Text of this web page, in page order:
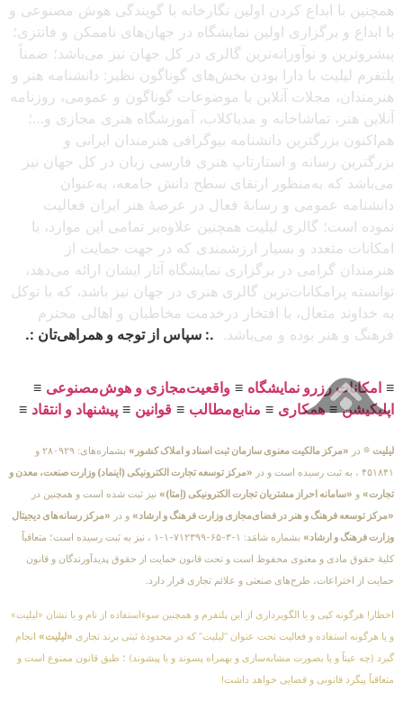
همچنین با ابداع کردن اولین نگارخانه با گویندگی هوش مصنوعی و
با ابداع و برگزاری اولین نمایشگاه در جهان‌های ناممکن و فانتزی؛
پیشروترین و نوآورانه‌ترین گالری در کل جهان نیز می‌باشد؛ ضمناً
پلتفرم لیلیت با دارا بودن بخش‌های گوناگون نظیر: دانشنامه هنر و
هنرمندان، مجلات آنلاین با موضوعات گوناگون و عمومی، روزنامه
آنلاین هنر، تماشاخانه و مدیاکلاب، آموزشگاه هنری مجازی و…؛
هم‌اکنون بزرگترین دانشنامه بیوگرافی هنرمندان ایرانی و
بزرگترین رسانه و استارتاپ هنری فارسی زبان در کل جهان نیز
می‌باشد که به‌منظور ارتقای سطح دانش جامعه، به‌عنوان
دانشنامه عمومی و رسانهٔ فعال در عرصهٔ هنر ایران فعالیت
نموده است؛ گالری لیلیت همچنین علاوه‌بر تمامی این موارد، با
امکانات متعدد و بسیار ارزشمندی که در جهت حمایت از
هنرمندان گرامی در برگزاری نمایشگاه آثار ایشان ارائه می‌دهد،
توانسته پرامکانات‌ترین گالری هنری در جهان نیز باشد، که با توکل
به خداوند متعال، با افتخار درخدمت مخاطبان و اهالی محترم
فرهنگ و هنر بوده و می‌باشد. .: سپاس از توجه و همراهی‌تان :.
≡ امکانات رزرو نمایشگاه ≡ واقعیت‌مجازی و هوش‌مصنوعی ≡
اپلیکیشن≡همکاری ≡ منابع‌مطالب ≡ قوانین ≡ پیشنهاد و انتقاد ≡
لیلیت ® در «مرکز مالکیت معنوی سازمان ثبت اسناد و املاک کشور»
بشماره‌های: ۲۸۰۹۲۹ و
۴۵۱۸۴۱ ، به ثبت رسیده است و در
«مرکز توسعه تجارت الکترونیکی (اینماد) وزارت صنعت، معدن و
تجارت» و «سامانه احراز مشتریان تجارت الکترونیکی (اِمتا)» نیز ثبت شده است و همچنین در
«مرکز توسعه فرهنگ و هنر در فضای‌مجازی وزارت فرهنگ و ارشاد» و در «مرکز رسانه‌های دیجیتال
وزارت فرهنگ و ارشاد»
بشماره شامَد: ۱-۳-۶۵-۷۱۲۳۹۹-۱-۱ ، نیز به ثبت رسیده است؛ متعاقباً
کلیهٔ حقوق مادی و معنوی محفوظ است و تحت قانون حمایت از حقوق پدیدآورندگان و قانون
حمایت از اختراعات، طرح‌های صنعتی و علائم تجاری قرار دارد.
اخطار! هرگونه کپی و یا الگوبرداری از این پلتفرم و همچنین سوءاستفاده از نام و یا نشان «لیلیت»
و یا هرگونه استفاده و فعالیت تحت عنوان “لیلیت” که در محدودهٔ ثبتی برند تجاری «لیلیت» انجام
گیرد (چه عیناً و یا بصورت مشابه‌سازی و بهمراه پسوند و یا پیشوند) ؛ طبق قانون ممنوع است و
متعاقباً پیگرد قانونی و قضایی خواهد داشت!